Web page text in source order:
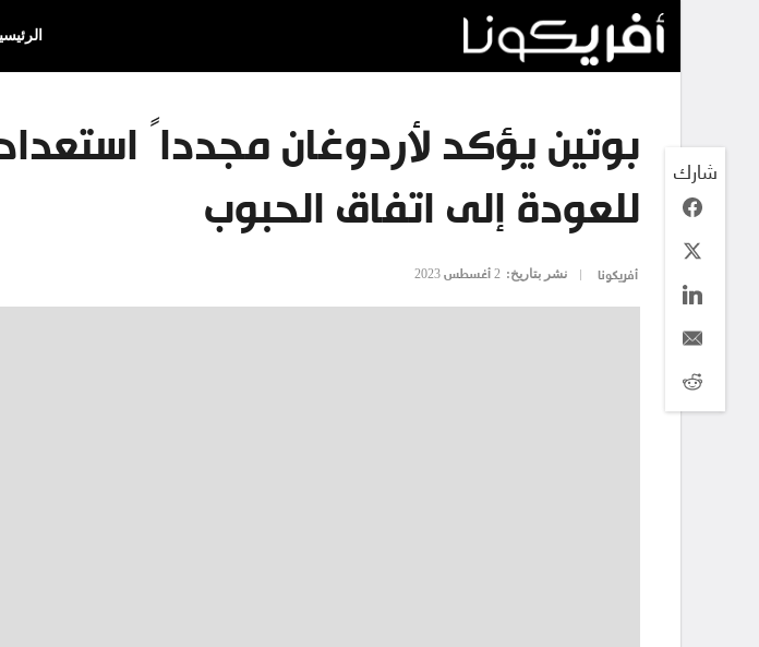
بوتين يؤكد لأردوغان مجدداً
للعودة إلى اتفاق الحبوب
أفريكونا نشر بتاريخ: 2 أغسطس 2023
شارك